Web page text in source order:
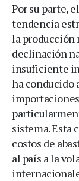
Por su parte,
tendencia
la producción
declinación
insuficiente
ha conducido
sistema. Esta
costos de
al país a la